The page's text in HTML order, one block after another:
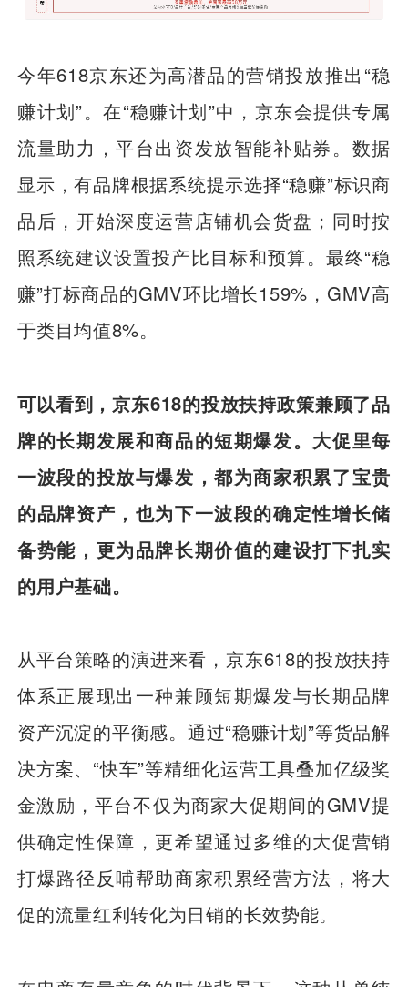
今年618京东还为高潜品的营销投放推出“稳
赚计划”。在“稳赚计划”中，京东会提供专属
流量助力，平台出资发放智能补贴券。数据
显示，有品牌根据系统提示选择“稳赚”标识商
品后，开始深度运营店铺机会货盘；同时按
照系统建议设置投产比目标和预算。最终“稳
赚”打标商品的GMV环比增长159%，GMV高
于类目均值8%。
可以看到，京东618的投放扶持政策兼顾了品
牌的长期发展和商品的短期爆发。大促里每
一波段的投放与爆发，都为商家积累了宝贵
的品牌资产，也为下一波段的确定性增长储
备势能，更为品牌长期价值的建设打下扎实
的用户基础。
从平台策略的演进来看，京东618的投放扶持
体系正展现出一种兼顾短期爆发与长期品牌
资产沉淀的平衡感。通过“稳赚计划”等货品解
决方案、“快车”等精细化运营工具叠加亿级奖
金激励，平台不仅为商家大促期间的GMV提
供确定性保障，更希望通过多维的大促营销
打爆路径反哺帮助商家积累经营方法，将大
促的流量红利转化为日销的长效势能。